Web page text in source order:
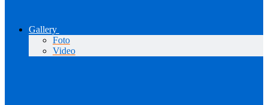
Gallery
Foto
Video